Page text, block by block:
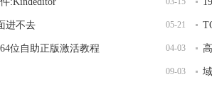
05-21
进不去
04-03
位自助正版激活教程
09-03